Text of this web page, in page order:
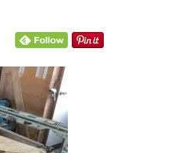
wp-
on line28